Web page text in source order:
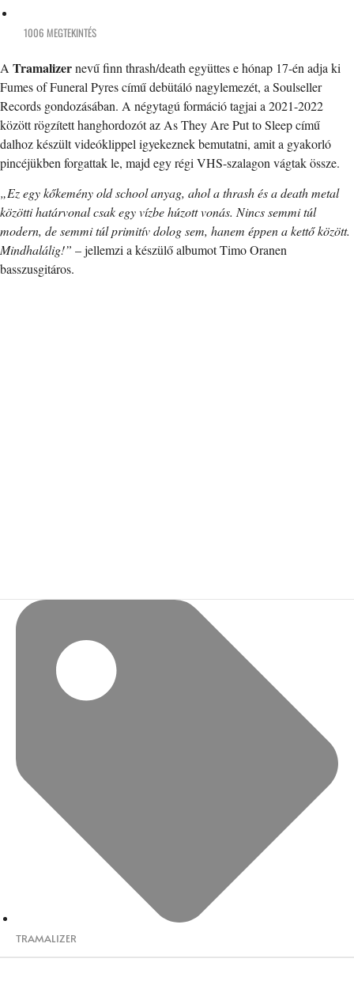
1006 MEGTEKINTÉS
A Tramalizernevű finn thrash/death együttes e hónap 17-én adja ki
Fumes of Funeral Pyres című debütáló nagylemezét, a Soulseller
Records gondozásában. A négytagú formáció tagjai a 2021-2022
között rögzített hanghordozót az As They Are Put to Sleep című
dalhoz készült videóklippel igyekeznek bemutatni, amit a gyakorló
pincéjükben forgattak le, majd egy régi VHS-szalagon vágtak össze.
„Ez egy kőkemény old school anyag, ahol a thrash és a death metal
közötti határvonal csak egy vízbe húzott vonás. Nincs semmi túl
modern, de semmi túl primitív dolog sem, hanem éppen a kettő között.
Mindhalálig!” – jellemzi a készülő albumot Timo Oranen
basszusgitáros.
TRAMALIZER